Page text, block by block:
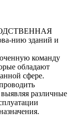
нию зданий и
команду
обладают
сфере.
различные